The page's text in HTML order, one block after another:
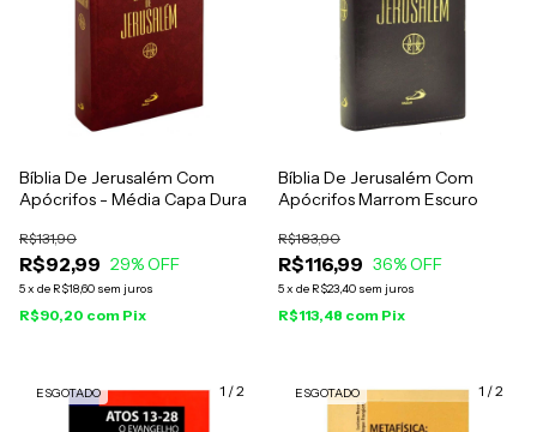
Bíblia De Jerusalém Com
Apócrifos - Média Capa Dura
R$92,99
R$131,90
29% OFF
5x de R$18,60 sem juros
R$90,20 com Pix
Bíblia De Jerusalém Com
Apócrifos Marrom Escuro
R$116,99
R$183,90
36% OFF
5x de R$23,40 sem juros
R$113,48 com Pix
1 /2
ESGOTADO 1 /2
ESGOTADO